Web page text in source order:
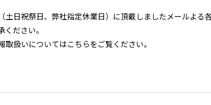
土日祝祭日、弊社指定休業日）に頂戴しましたメールよる
ください。
取扱いについてはこちらをご覧ください。